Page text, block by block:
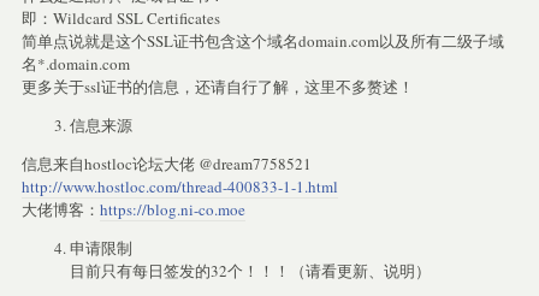
即：Wildcard SSL Certificates
简单点说就是这个SSL证书包含这个域名domain.com以及所有二级子域
名*.domain.com
更多关于ssl证书的信息，还请自行了解，这里不多赘述！
信息来源
信息来自hostloc论坛大佬 @dream7758521
http://www.hostloc.com/thread-400833-1-1.html
大佬博客： https://blog.ni-co.moe
申请限制
目前只有每日签发的32个！！！（请看更新、说明）